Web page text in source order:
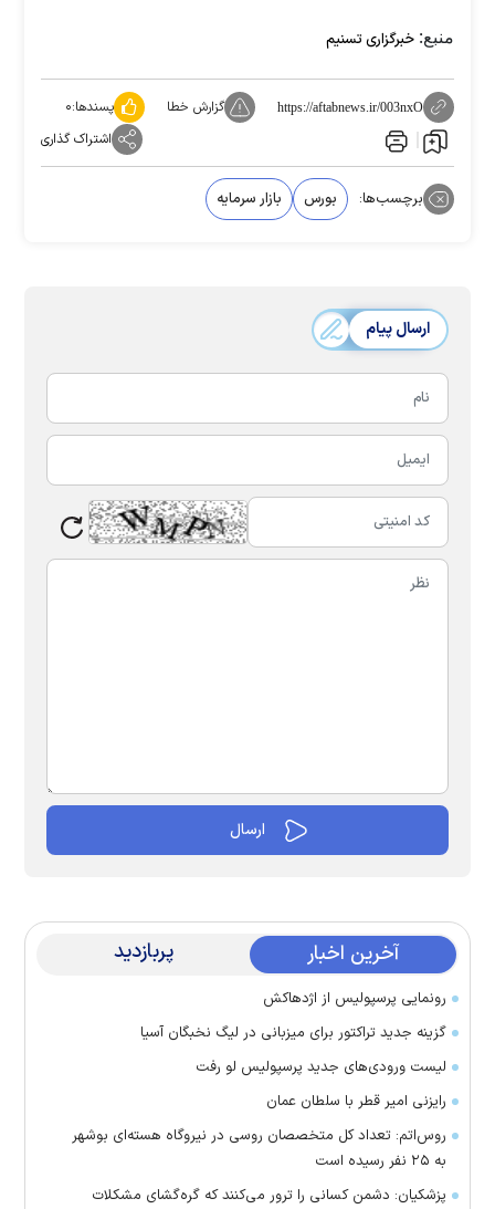
منبع: خبرگزاری تسنیم
https://aftabnews.ir/003nxO گزارش خطا پسندها:۰
اشتراک گذاری
برچسب‌ها: بورس بازار سرمایه
ارسال پیام
آخرین اخبار پربازدید
رونمایی پرسپولیس از اژدهاکش
گزینه جدید تراکتور برای میزبانی در لیگ نخبگان آسیا
لیست ورودی‌های جدید پرسپولیس لو رفت
رایزنی امیر قطر با سلطان عمان
روس‌اتم: تعداد کل متخصصان روسی در نیروگاه هسته‌ای بوشهر
به ۲۵ نفر رسیده است
پزشکیان: دشمن کسانی را ترور می‌کنند که گره‌گشای مشکلات